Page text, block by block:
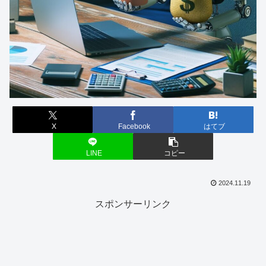
X Facebook はてブ
LINE コピー
2024.11.19
スポンサーリンク